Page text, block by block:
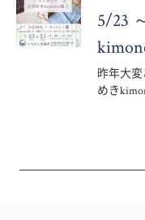
5/23
昨年大
めき